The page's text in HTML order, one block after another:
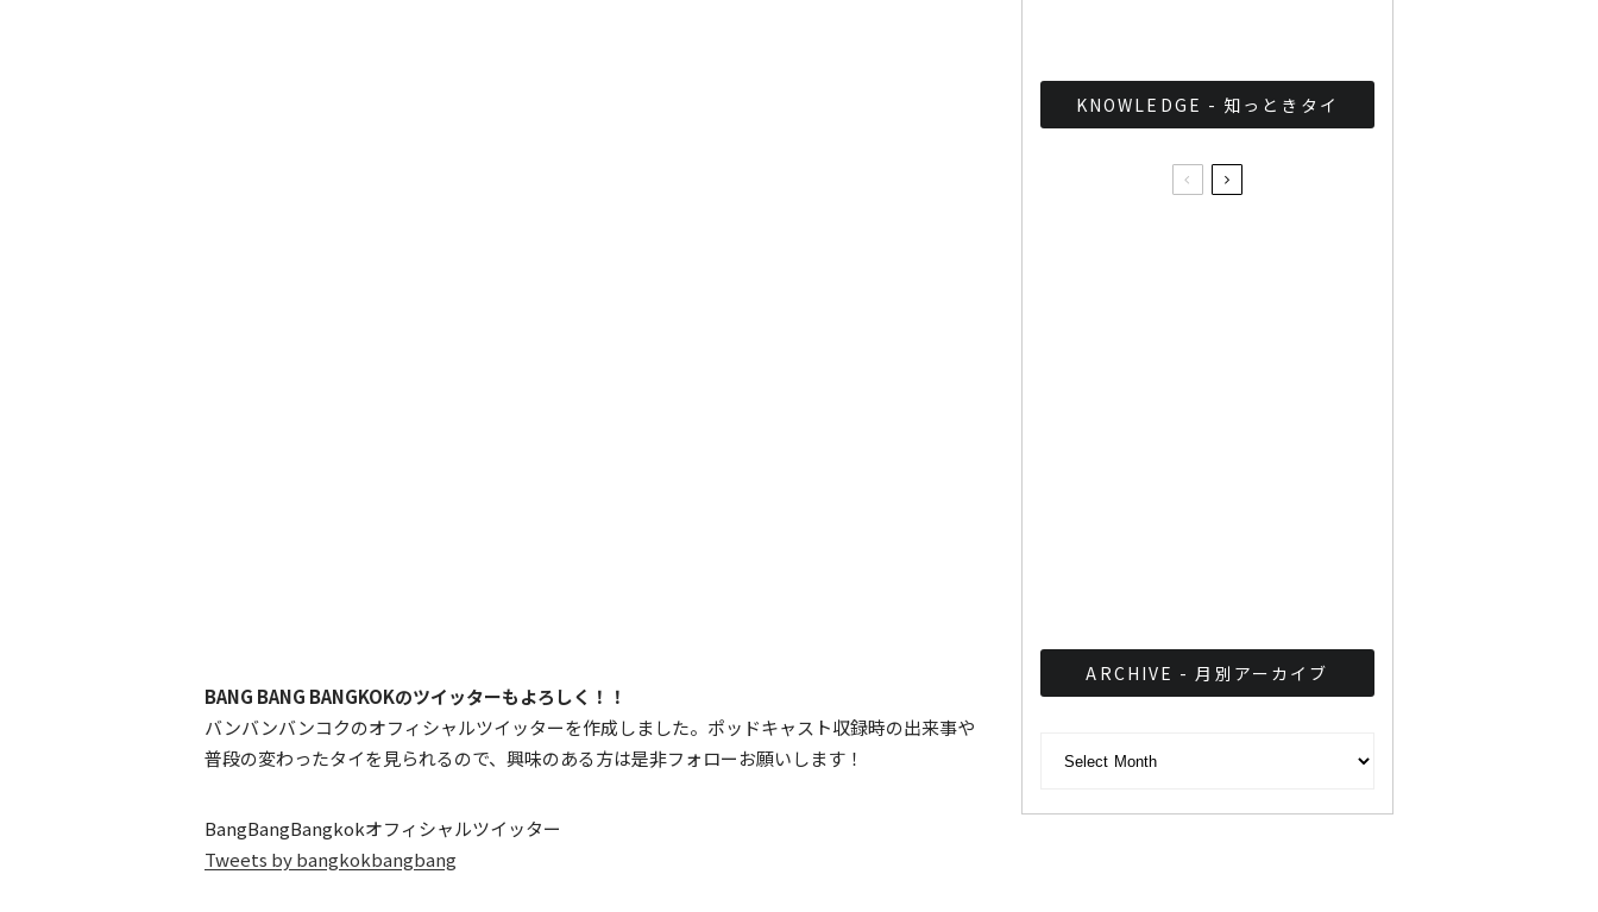
BANG BANG BANGKOKのツイッターもよろしく！！
バンバンバンコクのオフィシャルツイッターを作成しました。ポッドキャスト収録時の出来事や
普段の変わったタイを見られるので、興味のある方は是非フォローお願いします！
BangBangBangkokオフィシャルツイッター
Tweets by bangkokbangbang
KNOWLEDGE - 知っときタイ
ARCHIVE - 月別アーカイブ